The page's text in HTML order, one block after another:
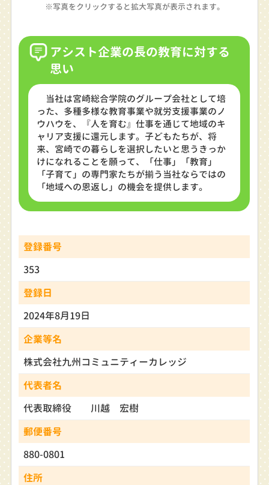
※写真をクリックすると拡大写真が表示されます。
アシスト企業の長の教育に対する
思い
当社は宮崎総合学院のグループ会社として培
った、多種多様な教育事業や就労支援事業のノ
ウハウを、『人を育む』仕事を通じて地域のキ
ャリア支援に還元します。子どもたちが、将
来、宮崎での暮らしを選択したいと思うきっか
けになれることを願って、「仕事」「教育」
「子育て」の専門家たちが揃う当社ならではの
「地域への恩返し」の機会を提供します。
登録番号
353
登録日
2024年8月19日
企業等名
株式会社九州コミュニティーカレッジ
代表者名
代表取締役 川越 宏樹
郵便番号
880-0801
住所